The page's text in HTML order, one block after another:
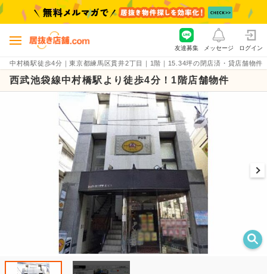
中村橋駅徒歩4分｜東京都練馬区貫井2丁目｜1階｜15.34坪の閉店済・貸店舗物
友達募集 メッセージ ログイン
西武池袋線中村橋駅より徒歩4分！1階店舗物件